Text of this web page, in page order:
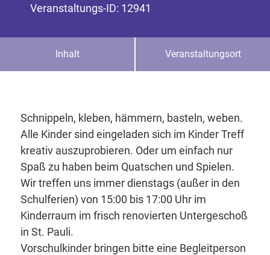
Veranstaltungs-ID: 12941
Inhalt Veranstaltungsort
Schnippeln, kleben, hämmern, basteln, weben.
Alle Kinder sind eingeladen sich im Kinder Treff
kreativ auszuprobieren. Oder um einfach nur
Spaß zu haben beim Quatschen und Spielen.
Wir treffen uns immer dienstags (außer in den
Schulferien) von 15:00 bis 17:00 Uhr im
Kinderraum im frisch renovierten Untergeschoß
in St. Pauli.
Vorschulkinder bringen bitte eine Begleitperson